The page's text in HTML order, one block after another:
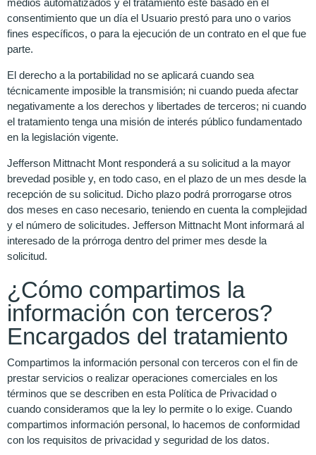
medios automatizados y el tratamiento esté basado en el
consentimiento que un día el Usuario prestó para uno o varios
fines específicos, o para la ejecución de un contrato en el que fue
parte.
El derecho a la portabilidad no se aplicará cuando sea
técnicamente imposible la transmisión; ni cuando pueda afectar
negativamente a los derechos y libertades de terceros; ni cuando
el tratamiento tenga una misión de interés público fundamentado
en la legislación vigente.
Jefferson Mittnacht Mont responderá a su solicitud a la mayor
brevedad posible y, en todo caso, en el plazo de un mes desde la
recepción de su solicitud. Dicho plazo podrá prorrogarse otros
dos meses en caso necesario, teniendo en cuenta la complejidad
y el número de solicitudes. Jefferson Mittnacht Mont informará al
interesado de la prórroga dentro del primer mes desde la
solicitud.
¿Cómo compartimos la
información con terceros?
Encargados del tratamiento
Compartimos la información personal con terceros con el fin de
prestar servicios o realizar operaciones comerciales en los
términos que se describen en esta Política de Privacidad o
cuando consideramos que la ley lo permite o lo exige. Cuando
compartimos información personal, lo hacemos de conformidad
con los requisitos de privacidad y seguridad de los datos.